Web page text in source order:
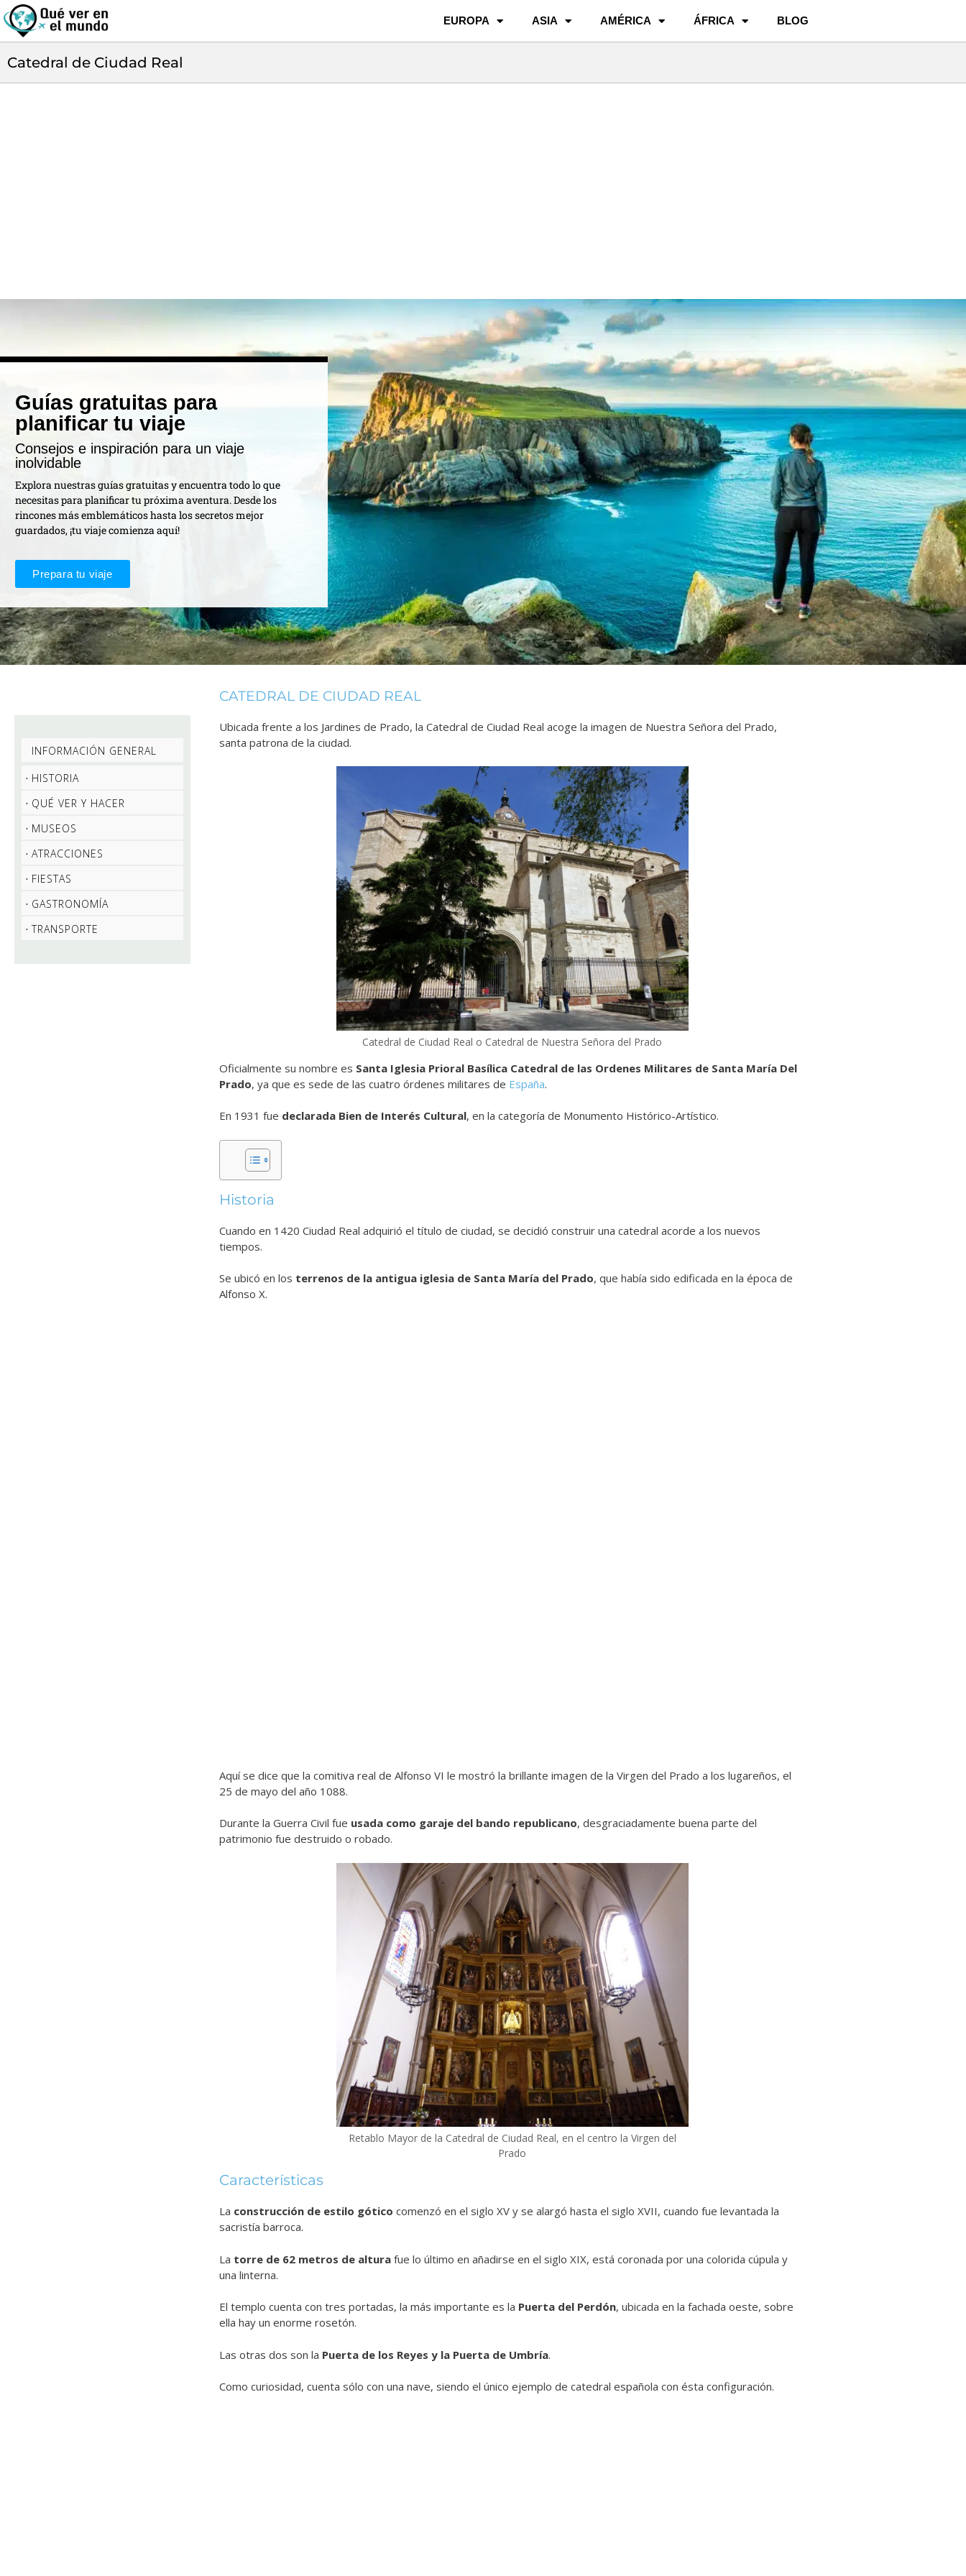
EUROPA ASIA AMÉRICA ÁFRICA BLOG
Catedral de Ciudad Real
Guías gratuitas para
planificar tu viaje
Consejos e inspiración para un viaje
inolvidable
Explora nuestras guías gratuitas y encuentra todo lo que
necesitas para planificar tu próxima aventura. Desde los
rincones más emblemáticos hasta los secretos mejor
guardados, ¡tu viaje comienza aquí!
Prepara tu viaje
INFORMACIÓN GENERAL
HISTORIA
QUÉ VER Y HACER
MUSEOS
ATRACCIONES
FIESTAS
GASTRONOMÍA
TRANSPORTE
CATEDRAL DE CIUDAD REAL
Ubicada frente a los Jardines de Prado, la Catedral de Ciudad Real acoge la imagen de Nuestra Señora del Prado,
santa patrona de la ciudad.
Catedral de Ciudad Real o Catedral de Nuestra Señora del Prado
Oficialmente su nombre es Santa Iglesia Prioral Basílica Catedral de las Ordenes Militares de Santa María Del
Prado, ya que es sede de las cuatro órdenes militares de España.
En 1931 fue declarada Bien de Interés Cultural, en la categoría de Monumento Histórico-Artístico.
Historia
Cuando en 1420 Ciudad Real adquirió el título de ciudad, se decidió construir una catedral acorde a los nuevos
tiempos.
Se ubicó en los terrenos de la antigua iglesia de Santa María del Prado, que había sido edificada en la época de
Alfonso X.
Aquí se dice que la comitiva real de Alfonso VI le mostró la brillante imagen de la Virgen del Prado a los lugareños, el
25 de mayo del año 1088.
Durante la Guerra Civil fue usada como garaje del bando republicano, desgraciadamente buena parte del
patrimonio fue destruido o robado.
Retablo Mayor de la Catedral de Ciudad Real, en el centro la Virgen del
Prado
Características
La construcción de estilo gótico comenzó en el siglo XV y se alargó hasta el siglo XVII, cuando fue levantada la
sacristía barroca.
La torre de 62 metros de altura fue lo último en añadirse en el siglo XIX, está coronada por una colorida cúpula y
una linterna.
El templo cuenta con tres portadas, la más importante es la Puerta del Perdón, ubicada en la fachada oeste, sobre
ella hay un enorme rosetón.
Las otras dos son la Puerta de los Reyes y la Puerta de Umbría.
Como curiosidad, cuenta sólo con una nave, siendo el único ejemplo de catedral española con ésta configuración.